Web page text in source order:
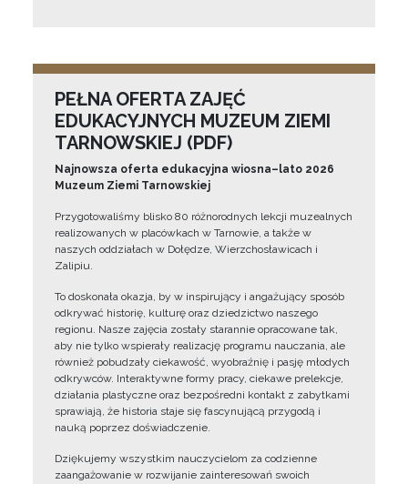
PEŁNA OFERTA ZAJĘĆ
EDUKACYJNYCH MUZEUM ZIEMI
TARNOWSKIEJ (PDF)
Najnowsza oferta edukacyjna wiosna–lato 2026
Muzeum Ziemi Tarnowskiej
Przygotowaliśmy blisko 80 różnorodnych lekcji muzealnych
realizowanych w placówkach w Tarnowie, a także w
naszych oddziałach w Dołędze, Wierzchosławicach i
Zalipiu.
To doskonała okazja, by w inspirujący i angażujący sposób
odkrywać historię, kulturę oraz dziedzictwo naszego
regionu. Nasze zajęcia zostały starannie opracowane tak,
aby nie tylko wspierały realizację programu nauczania, ale
również pobudzały ciekawość, wyobraźnię i pasję młodych
odkrywców. Interaktywne formy pracy, ciekawe prelekcje,
działania plastyczne oraz bezpośredni kontakt z zabytkami
sprawiają, że historia staje się fascynującą przygodą i
nauką poprzez doświadczenie.
Dziękujemy wszystkim nauczycielom za codzienne
zaangażowanie w rozwijanie zainteresowań swoich